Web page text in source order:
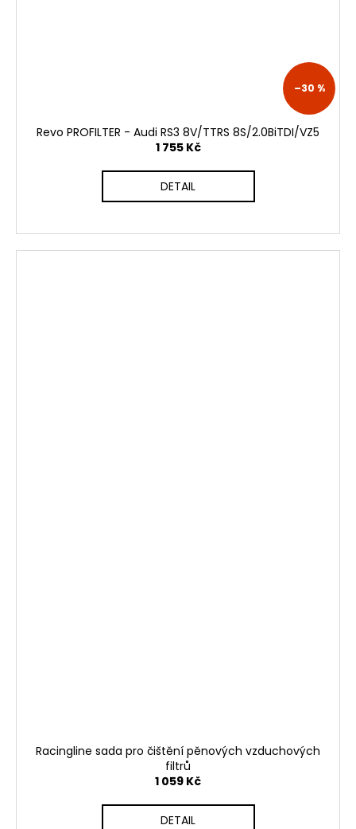
–30 %
Revo PROFILTER - Audi RS3 8V/TTRS 8S/2.0BiTDI/VZ5
1 755 Kč
DETAIL
Racingline sada pro čištění pěnových vzduchových
filtrů
1 059 Kč
DETAIL